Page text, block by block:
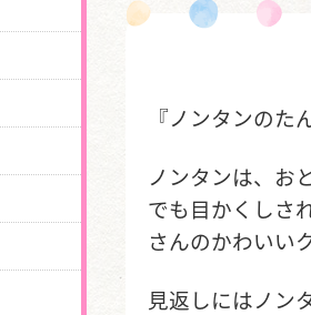
『ノンタンの
ノンタンは、お
でも目かくしさ
さんのかわいい
見返しにはノン